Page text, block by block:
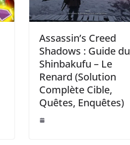
Assassin’s Creed
Shadows : Guide du
Shinbakufu – Le
Renard (Solution
Complète Cible,
Quêtes, Enquêtes)